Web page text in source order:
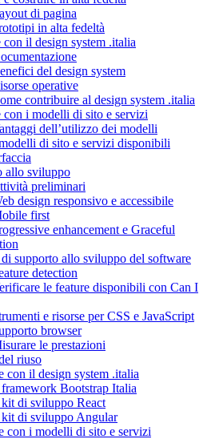
di pagina
in alta fedeltà
con il design system .italia
del design system
operative
contribuire al design system .italia
con i modelli di sito e servizi
dell’utilizzo dei modelli
di sito e servizi disponibili
allo sviluppo
preliminari
design responsivo e accessibile
first
enhancement e Graceful
supporto allo sviluppo del software
detection
le feature disponibili con Can I
e risorse per CSS e JavaScript
browser
le prestazioni
riuso
con il design system .italia
Bootstrap Italia
di sviluppo React
di sviluppo Angular
con i modelli di sito e servizi